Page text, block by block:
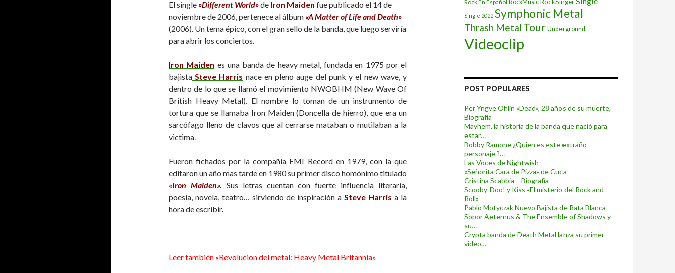
El single »Different World»de Iron Maiden fue publicado el 14 de
noviembre de 2006, pertenece al álbum «A Matter of Life and Death»
(2006). Un tema épico, con el gran sello de la banda, que luego serviría
para abrir los conciertos.
Iron Maiden es una banda de heavy metal, fundada en 1975 por el
bajista Steve Harris nace en pleno auge del punk y el new wave, y
dentro de lo que se llamó el movimiento NWOBHM (New Wave Of
British Heavy Metal). El nombre lo toman de un instrumento de
tortura que se llamaba Iron Maiden (Doncella de hierro), que era un
sarcófago lleno de clavos que al cerrarse mataban o mutilaban a la
victima.
Fueron fichados por la compañía EMI Record en 1979, con la que
editaron un año mas tarde en 1980 su primer disco homónimo titulado
«Iron Maiden». Sus letras cuentan con fuerte influencia literaria,
poesía, novela, teatro… sirviendo de inspiración a Steve Harris a la
hora de escribir.
Leer también «Revolucion del metal: Heavy Metal Britannia»
Rock En Español RockMusic
Single 2022 Symphonic Metal
Thrash Metal Tour Underground
Videoclip
POST POPULARES
Per Yngve Ohlin «Dead», 28 años de su muerte,
Biografía
Mayhem, la historia de la banda que nació para
estar…
Bobby Ramone ¿Quien es este extraño
personaje ?…
Las Voces de Nightwish
«Señorita Cara de Pizza» de Cuca
Cristina Scabbia – Biografía
Scooby-Doo! y Kiss «El misterio del Rock and
Roll»
Pablo Motyczak Nuevo Bajista de Rata Blanca
Sopor Aeternus & The Ensemble of Shadows y
su…
Crypta banda de Death Metal lanza su primer
video…